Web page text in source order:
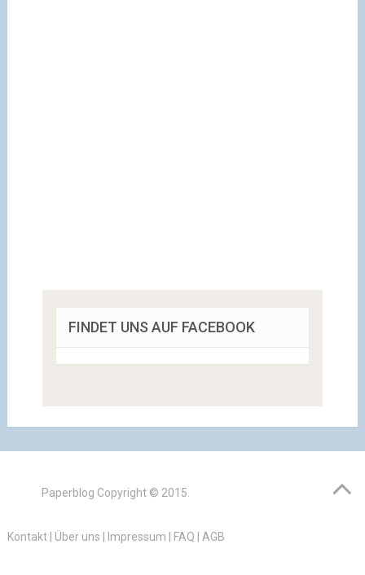
FINDET UNS AUF FACEBOOK
Paperblog Copyright © 2015.
Kontakt| Über uns Impressum FAQ AGB